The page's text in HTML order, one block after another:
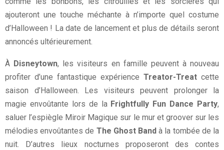
ajouteront une touche méchante à n’importe quel costume
d’Halloween ! La date de lancement et plus de détails seront
annoncés ultérieurement.
À Disneytown, les visiteurs en famille peuvent à nouveau
profiter d’une fantastique expérience Treator-Treat cette
saison d’Halloween. Les visiteurs peuvent prolonger la
magie envoûtante lors de la Frightfully Fun Dance Party,
saluer l’espiègle Miroir Magique sur le mur et groover sur les
mélodies envoûtantes de The Ghost Band à la tombée de la
nuit. D’autres lieux nocturnes proposeront des contes